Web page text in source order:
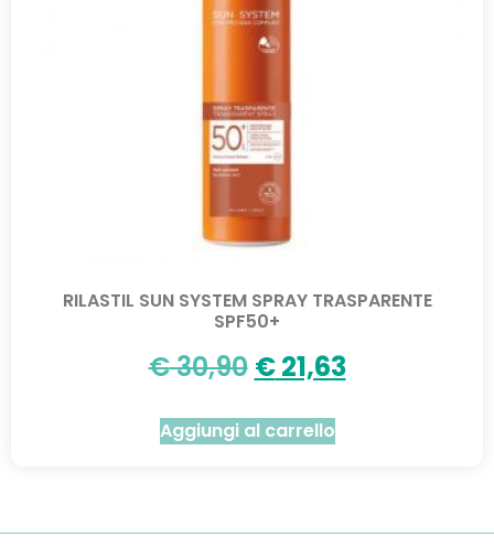
RILASTIL SUN SYSTEM SPRAY TRASPARENTE
SPF50+
€30,90 €21,63
Aggiungi al carrello